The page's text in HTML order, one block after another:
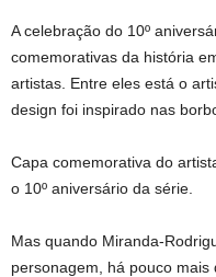
A celebração do 10º
comemorativas da história
artistas. Entre eles está o
design foi inspirado nas
Capa comemorativa do
o 10º aniversário da série.
Mas quando Miranda-
personagem, há pouco